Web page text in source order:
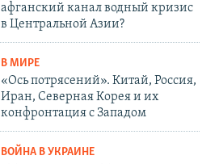
афганский канал водный кризис
в Центральной Азии?
В МИРЕ
«Ось потрясений». Китай, Россия,
Иран, Северная Корея и их
конфронтация с Западом
ВОЙНА В УКРАИНЕ